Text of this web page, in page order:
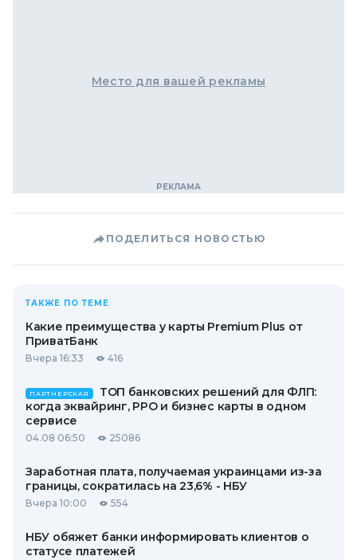
Место для вашей рекламы
ПОДЕЛИТЬСЯ НОВОСТЬЮ
ТАКЖЕ ПО ТЕМЕ
Какие преимущества у карты Premium Plus от
ПриватБанк
Вчера 16:33 416
ПАРТНЕРСКАЯ
ТОП банковских решений для ФЛП:
когда эквайринг, РРО и бизнес карты в одном
сервисе
04.08 06:50 25086
Заработная плата, получаемая украинцами из-за
границы, сократилась на 23,6% - НБУ
Вчера 10:00 554
НБУ обяжет банки информировать клиентов о
статусе платежей